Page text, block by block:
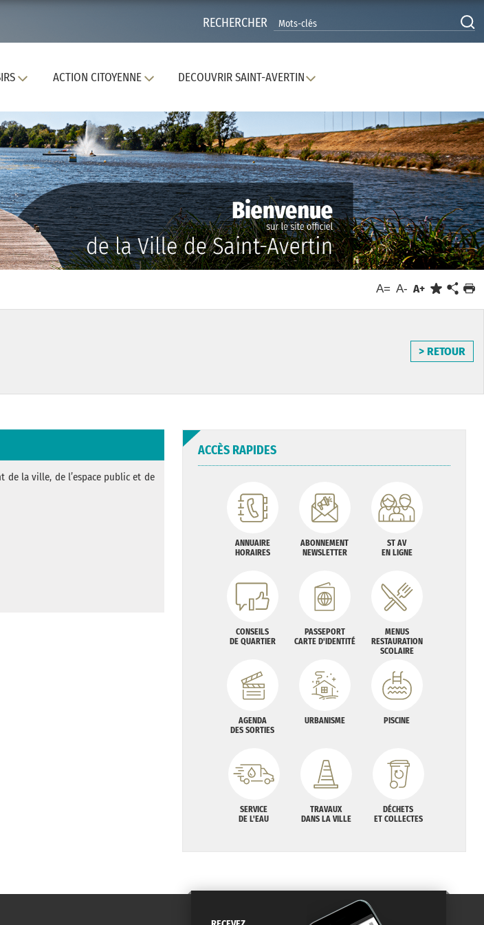
RECHERCHER
ACTION CITOYENNE DECOUVRIR SAINT-AVERTIN
A= A- A+
> RETOUR
de la ville, de l’espace public et de
ACCÈS RAPIDES
ANNUAIRE
HORAIRES
ABONNEMENT
NEWSLETTER
ST AV
EN LIGNE
CONSEILS
DE QUARTIER
PASSEPORT
CARTE D'IDENTITÉ
MENUS
RESTAURATION
SCOLAIRE
AGENDA
DES SORTIES
URBANISME PISCINE
SERVICE
DE L'EAU
TRAVAUX
DANS LA VILLE
DÉCHETS
ET COLLECTES